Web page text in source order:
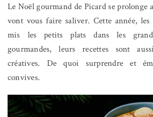
Le Noël gourmand de Picard se prolonge
vont vous faire saliver. Cette année,
mis les petits plats dans les
gourmandes, leurs recettes sont
créatives. De quoi surprendre et
convives.